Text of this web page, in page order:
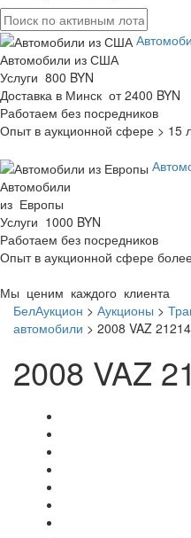
Автомобили из США
Услуги 800 BYN
Доставка в Минск от 2400 BYN
Работаем без посредников
Опыт в аукционной сфере > 15
Автомобили
из Европы
Услуги 1000 BYN
Работаем без посредников
Опыт в аукционной сфере
Мы ценим каждого клиента
БелАукцион > Аукционы >
автомобили > 2008 VAZ 21214
2008 VAZ